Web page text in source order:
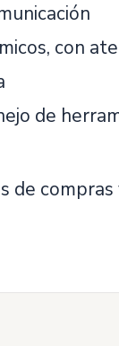
con
de
de